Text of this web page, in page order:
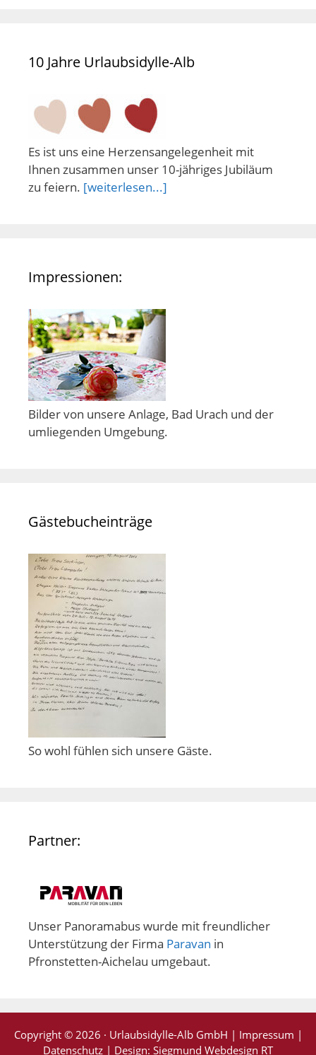
10 Jahre Urlaubsidylle-Alb
Es ist uns eine Herzensangelegenheit mit
Ihnen zusammen unser 10-jähriges Jubiläum
zu feiern. [weiterlesen...]
Impressionen:
Bilder von unsere Anlage, Bad Urach und der
umliegenden Umgebung.
Gästebucheinträge
So wohl fühlen sich unsere Gäste.
Partner:
Unser Panoramabus wurde mit freundlicher
Unterstützung der Firma Paravan in
Pfronstetten-Aichelau umgebaut.
Copyright © 2026 · Urlaubsidylle-Alb GmbH | Impressum |
Datenschutz | Design: Siegmund Webdesign RT